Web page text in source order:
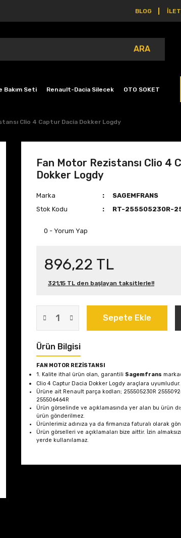
BLOG
ARA
Bakım Seti Renault-Dacia Silecek OTO SOKET
Clio 4 Captur Dacia Dokker Logdy
Fan Motor Rezistansı Clio 4
Dokker Logdy
Marka
SAGEMFRANS
Stok Kodu
RT-255505230R-
0 - Yorum Yap
896,22 TL
321,15 TL den başlayan taksitlerle!!
Sepete Ekle
Ürün Bilgisi
FAN MOTOR REZİSTANSI
1. Kalite ithal ürün olan, garantili Sagemfrans
Clio 4 Captur Dacia Dokker Logdy araçlara uyumludur.
Ürüne ait Renault parça kodları; 255505230R
255506464R
Ürün görselinde ve açıklamasında yer alan bu ürün
ürün gönderilmez.
Ürünlerimiz adınıza ya da firmanıza faturalı olarak
Ürün görselleri ve açıklamaları bize aittir. İzin
yerde kullanılamaz.